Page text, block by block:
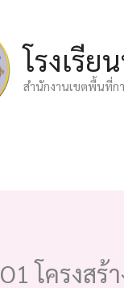
โรงเรีย
สำนักงานเขตพื้นที่ก
O1 โครงสร้